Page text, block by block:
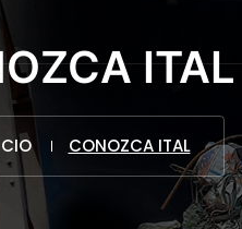
ITAL
CONOZCA ITAL